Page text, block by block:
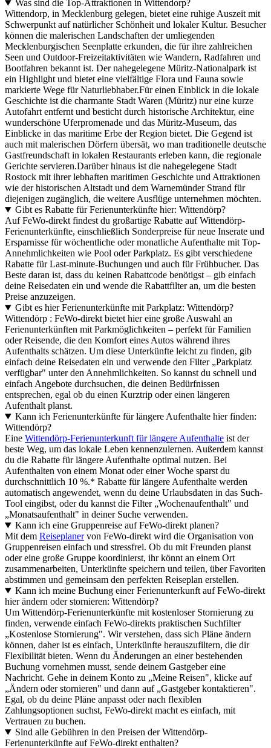
Was sind die Top-Attraktionen in Wittendorp?
Wittendorp, in Mecklenburg gelegen, bietet eine ruhige Auszeit mit
Schwerpunkt auf natürlicher Schönheit und lokaler Kultur. Besucher
können die malerischen Landschaften der umliegenden
Mecklenburgischen Seenplatte erkunden, die für ihre zahlreichen
Seen und Outdoor-Freizeitaktivitäten wie Wandern, Radfahren und
Bootfahren bekannt ist. Der nahegelegene Müritz-Nationalpark ist
ein Highlight und bietet eine vielfältige Flora und Fauna sowie
markierte Wege für Naturliebhaber.Für einen Einblick in die lokale
Geschichte ist die charmante Stadt Waren (Müritz) nur eine kurze
Autofahrt entfernt und besticht durch historische Architektur, eine
wunderschöne Uferpromenade und das Müritz-Museum, das
Einblicke in das maritime Erbe der Region bietet. Die Gegend ist
auch mit malerischen Dörfern übersät, wo man traditionelle deutsche
Gastfreundschaft in lokalen Restaurants erleben kann, die regionale
Gerichte servieren.Darüber hinaus ist die nahegelegene Stadt
Rostock mit ihrer lebhaften maritimen Geschichte und Attraktionen
wie der historischen Altstadt und dem Warnemünder Strand für
diejenigen zugänglich, die weitere Ausflüge unternehmen möchten.
Gibt es Rabatte für Ferienunterkünfte hier: Wittendörp?
Auf FeWo-direkt findest du großartige Rabatte auf Wittendörp-
Ferienunterkünfte, einschließlich Sonderpreise für neue Inserate und
Ersparnisse für wöchentliche oder monatliche Aufenthalte mit Top-
Annehmlichkeiten wie Pool oder Parkplatz. Es gibt verschiedene
Rabatte für Last-minute-Buchungen und auch für Frühbucher. Das
Beste daran ist, dass du keinen Rabattcode benötigst – gib einfach
deine Reisedaten ein und wende die Rabattfilter an, um die besten
Preise anzuzeigen.
Gibt es hier Ferienunterkünfte mit Parkplatz: Wittendörp?
Wittendörp : FeWo-direkt bietet hier eine große Auswahl an
Ferienunterkünften mit Parkmöglichkeiten – perfekt für Familien
oder Reisende, die den Komfort eines Autos während ihres
Aufenthalts schätzen. Um diese Unterkünfte leicht zu finden, gib
einfach deine Reisedaten ein und verwende den Filter „Parkplatz
verfügbar" unter den Annehmlichkeiten. So kannst du schnell und
einfach Angebote durchsuchen, die deinen Bedürfnissen
entsprechen, egal ob du einen Kurztrip oder einen längeren
Aufenthalt planst.
Kann ich Ferienunterkünfte für längere Aufenthalte hier finden:
Wittendörp?
Eine Wittendörp-Ferienunterkunft für längere Aufenthalte ist der
beste Weg, um das lokale Leben kennenzulernen. Außerdem kannst
du die Rabatte für längere Aufenthalte optimal nutzen. Bei
Aufenthalten von einem Monat oder einer Woche sparst du
durchschnittlich 10 %.* Rabatte für längere Aufenthalte werden
automatisch angewendet, wenn du deine Urlaubsdaten in das Such-
Tool eingibst, oder du kannst die Filter „Wochenaufenthalt" und
„Monatsaufenthalt" in deiner Suche verwenden.
Kann ich eine Gruppenreise auf FeWo-direkt planen?
Mit dem Reiseplanervon FeWo-direkt wird die Organisation von
Gruppenreisen einfach und stressfrei. Ob du mit Freunden planst
oder eine große Gruppe koordinierst, ihr könnt an einem Ort
zusammenarbeiten, Unterkünfte speichern und teilen, über Favoriten
abstimmen und gemeinsam den perfekten Reiseplan erstellen.
Kann ich meine Buchung einer Ferienunterkunft auf FeWo-direkt
hier ändern oder stornieren: Wittendörp?
Um Wittendörp-Ferienunterkünfte mit kostenloser Stornierung zu
finden, verwende einfach FeWo-direkts praktischen Suchfilter
„Kostenlose Stornierung". Wir verstehen, dass sich Pläne ändern
können, daher ist es einfach, Unterkünfte herauszufiltern, die dir
Flexibilität bieten. Wenn du Änderungen an einer bestehenden
Buchung vornehmen musst, sende deinem Gastgeber eine
Nachricht. Gehe in deinem Konto zu „Meine Reisen", klicke auf
„Ändern oder stornieren" und dann auf „Gastgeber kontaktieren".
Egal, ob du deine Pläne anpasst oder nach flexiblen
Zahlungsoptionen suchst, FeWo-direkt macht es einfach, mit
Vertrauen zu buchen.
Sind alle Gebühren in den Preisen der Wittendörp-
Ferienunterkünfte auf FeWo-direkt enthalten?